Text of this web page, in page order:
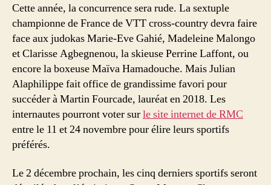
Cette année, la concurrence sera rude. La sextuple
championne de France de VTT cross-country devra faire
face aux judokas Marie-Eve Gahié, Madeleine Malongo
et Clarisse Agbegnenou, la skieuse Perrine Laffont, ou
encore la boxeuse Maïva Hamadouche. Mais Julian
Alaphilippe fait office de grandissime favori pour
succéder à Martin Fourcade, lauréat en 2018. Les
internautes pourront voter surle site internet de RMC
entre le 11 et 24 novembre pour élire leurs sportifs
préférés.
Le 2 décembre prochain, les cinq derniers sportifs seront